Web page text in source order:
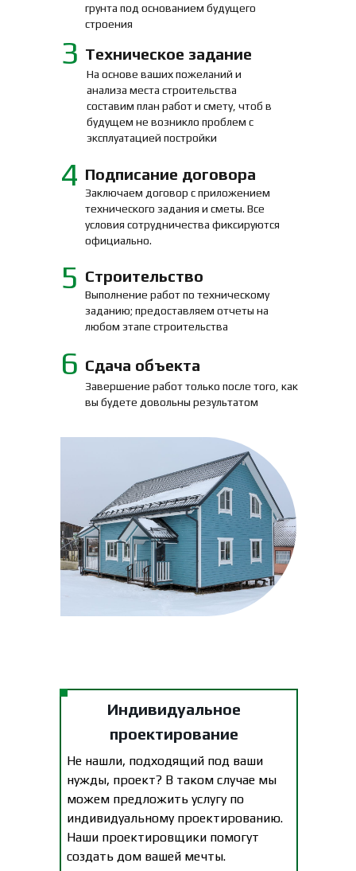
грунта под основанием будущего
строения
Техническое задание
На основе ваших пожеланий и
анализа места строительства
составим план работ и смету, чтоб в
будущем не возникло проблем с
эксплуатацией постройки
3
Подписание договора
Заключаем договор с приложением
технического задания и сметы. Все
условия сотрудничества фиксируются
официально.
4
Сдача объекта
Завершение работ только после того, как
вы будете довольны результатом
6
Строительство
Выполнение работ по техническому
заданию; предоставляем отчеты на
любом этапе строительства
5
Не нашли, подходящий под ваши
нужды, проект? В таком случае мы
можем предложить услугу по
индивидуальному проектированию.
Наши проектировщики помогут
создать дом вашей мечты.
Индивидуальное
проектирование